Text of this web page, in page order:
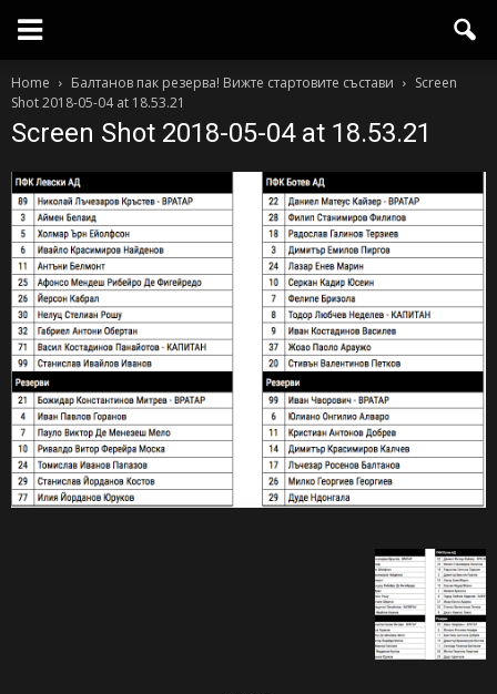
Home Балтанов пак резерва! Вижте стартовите състави
Screen
Shot 2018-05-04 at 18.53.21
Screen Shot 2018-05-04 at 18.53.21